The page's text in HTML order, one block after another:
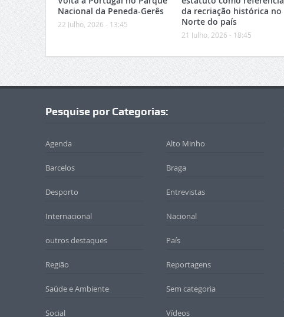
Nacional da Peneda-Gerês
22 Julho, 2026 - 13:45
da recriação histórica no
Norte do país
21 Julho, 2026 - 18:45
Pesquise por Categorias:
Agenda Alto Minho
Barcelos Braga
Desporto Entrevistas
Internacional Nacional
outros destaques País
Região Reportagens
Saúde e Ambiente Sem categoria
Social Vídeos